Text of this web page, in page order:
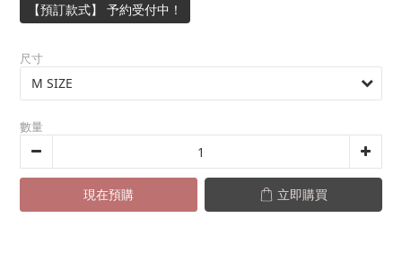
【預訂款式】 予約受付中！
尺寸
數量
現在預購 立即購買